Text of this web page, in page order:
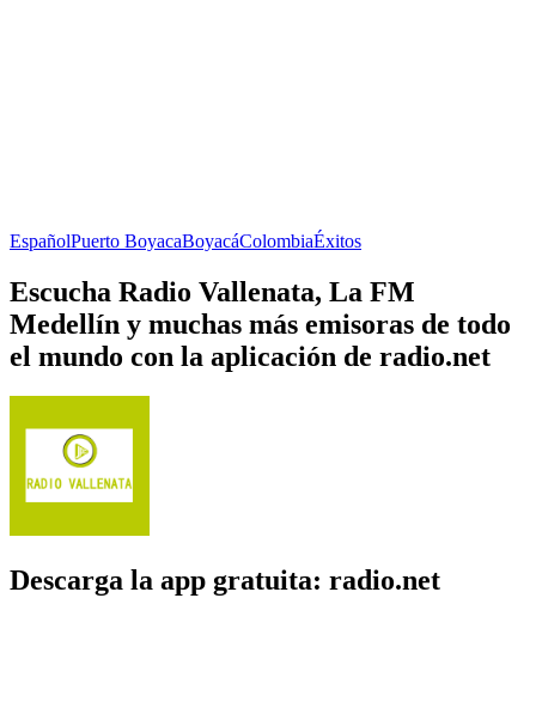
EspañolPuerto BoyacaBoyacáColombiaÉxitos
Escucha Radio Vallenata, La FM
Medellín y muchas más emisoras de todo
el mundo con la aplicación de radio.net
Descarga la app gratuita: radio.net